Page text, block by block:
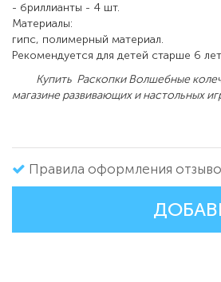
- бриллианты - 4 шт.
Материалы:
гипс, полимерный материал.
Рекомендуется для детей старше 6
Купить Раскопки Волшебные
магазине развивающих и настольных
Правила оформления